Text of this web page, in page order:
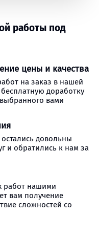
работы под
цены и качества
на заказ в нашей
доработку
вами
довольны
и обратились к нам за
работ нашими
вам получение
сложностей со